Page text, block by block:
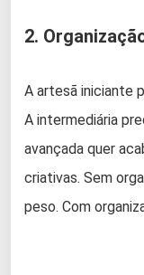
2.
A artesã iniciante
A intermediária
avançada quer
criativas. Sem
peso. Com